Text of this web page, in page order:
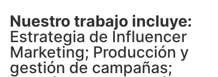
Nuestro trabajo incluye:
Estrategia de Influencer
Marketing; Producción y
gestión de campañas;